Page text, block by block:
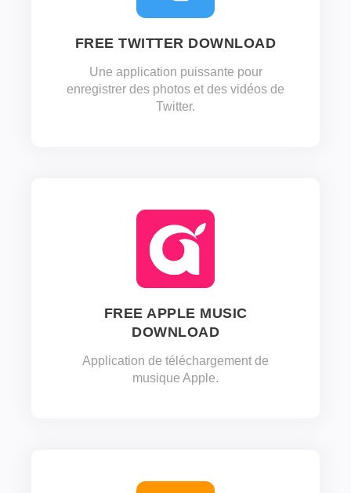
FREE TWITTER DOWNLOAD
Une application puissante pour
enregistrer des photos et des vidéos de
Twitter.
FREE APPLE MUSIC
DOWNLOAD
Application de téléchargement de
musique Apple.